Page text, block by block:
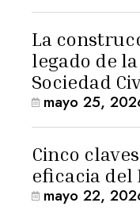
La
legado de
Sociedad
mayo 25,
Cinco
eficacia del
mayo 22,